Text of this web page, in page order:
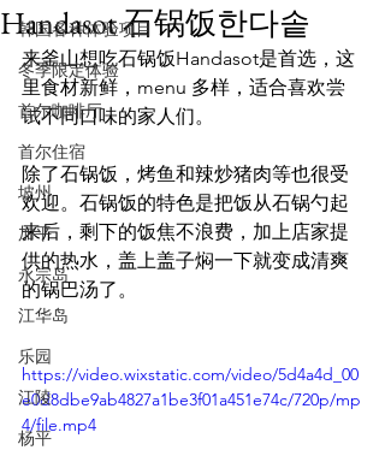
韩国各种体验项目
冬季限定体验
首尔咖啡厅
首尔住宿
坡州
加平
永宗岛
江华岛
乐园
江陵
杨平
Handasot 石锅饭한다솥
来釜山想吃石锅饭Handasot是首选，这
里食材新鲜，menu 多样，适合喜欢尝
试不同口味的家人们。
除了石锅饭，烤鱼和辣炒猪肉等也很受
欢迎。石锅饭的特色是把饭从石锅勺起
来后，剩下的饭焦不浪费，加上店家提
供的热水，盖上盖子焖一下就变成清爽
的锅巴汤了。
https://video.wixstatic.com/video/5d4a4d_00
e0d8dbe9ab4827a1be3f01a451e74c/720p/mp
4/file.mp4